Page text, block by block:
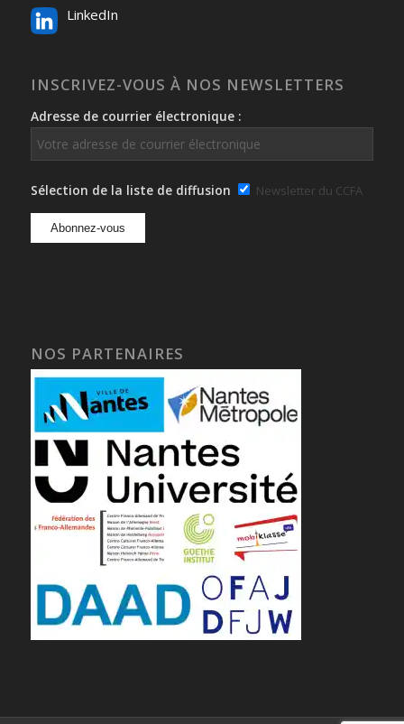
LinkedIn
INSCRIVEZ-VOUS À NOS NEWSLETTERS
Adresse de courrier électronique :
Sélection de la liste de diffusion Newsletter du CCFA
NOS PARTENAIRES